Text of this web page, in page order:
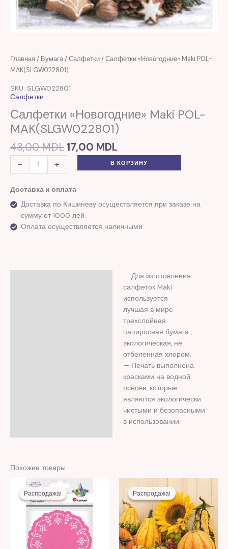
Главная / Бумага/Салфетки/ Салфетки «Новогодние» Maki POL-
MAK(SLGW022801)
SKU: SLGW022801
Салфетки
Салфетки «Новогодние» Maki POL-
MAK(SLGW022801)
43,00MDL
Первоначальная
цена
43,00 MDL.
17,00 MDL
Текущая
-
Количество
товара
"Новогодние"
POL-
MAK(SLGW022801)
+ В КОРЗИНУ
Доставка и оплата
Доставка по Кишиневу осуществляется при заказе на
сумму от 1000 лей.
Оплата осуществляется наличными
— Для изготовления
салфеток Maki
используется
лучшая в мире
трехслойная
папиросная бумага ,
экологическая, не
отбеленная хлором.
— Печать выполнена
красками на водной
основе, которые
являются экологически
чистыми и безопасными
в использовании.
Похожие товары
Распродажа!
Распродажа!
Первоначальная
составляла
16,00 MDL.
Текущая
цена:
7,00 MDL.
Распродажа!
Распродажа!
цена
составляла
43,00 MDL.
17,00 MDL.